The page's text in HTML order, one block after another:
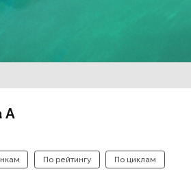
А
По рейтингу По циклам